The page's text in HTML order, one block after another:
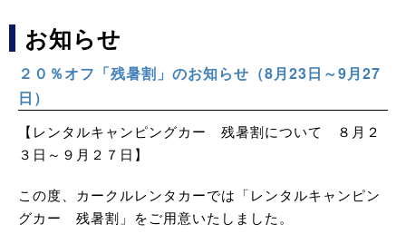
お知らせ
２０％オフ「残暑割」のお知らせ（8月23日～9月27
日）
【レンタルキャンピングカー 残暑割について ８月２
３日～９月２７日】
この度、カークルレンタカーでは「レンタルキャンピン
グカー 残暑割」をご用意いたしました。